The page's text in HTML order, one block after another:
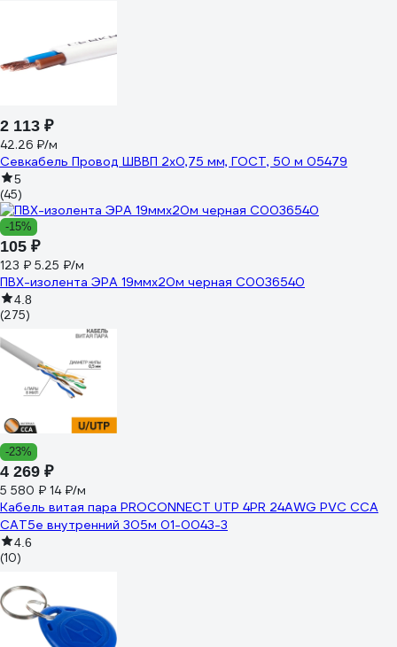
2 113 ₽
42.26 ₽/м
Севкабель Провод ШВВП 2х0,75 мм, ГОСТ, 50 м 05479
5
(45)
-15%
105 ₽
123 ₽ 5.25 ₽/м
ПВХ-изолента ЭРА 19ммх20м черная C0036540
4.8
(275)
-23%
4 269 ₽
5 580 ₽ 14 ₽/м
Кабель витая пара PROCONNECT UTP 4PR 24AWG PVC CCA
CAT5e внутренний 305м 01-0043-3
4.6
(10)